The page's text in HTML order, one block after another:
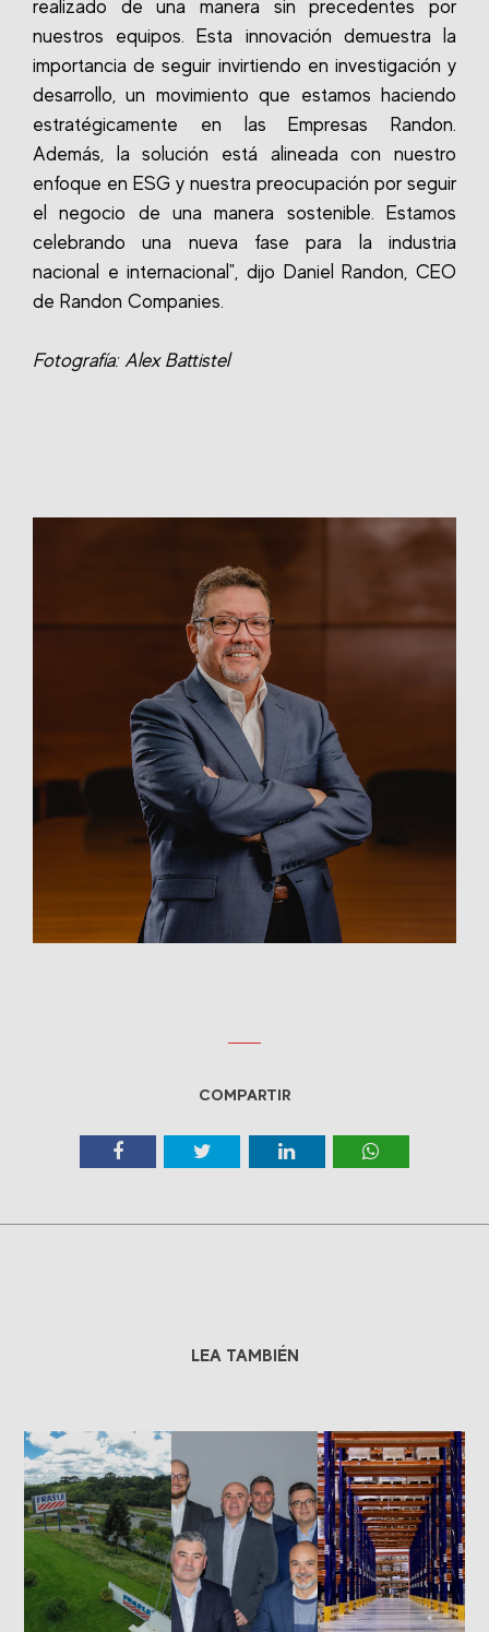
realizado de una manera sin precedentes por
nuestros equipos. Esta innovación demuestra la
importancia de seguir invirtiendo en investigación y
desarrollo, un movimiento que estamos haciendo
estratégicamente en las Empresas Randon.
Además, la solución está alineada con nuestro
enfoque en ESG y nuestra preocupación por seguir
el negocio de una manera sostenible. Estamos
celebrando una nueva fase para la industria
nacional e internacional", dijo Daniel Randon, CEO
de Randon Companies.
Fotografía: Alex Battistel
COMPARTIR
LEA TAMBIÉN